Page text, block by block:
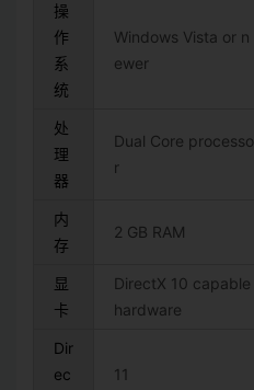
操
作
系
统
Windows Vista or n
ewer
处
理
器
Dual Core processo
r
内
存
2 GB RAM
显
卡
DirectX 10 capable
hardware
Dir
ec
11